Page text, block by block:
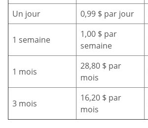
Un jour
0,99 $ par jour
1 semaine
1,00 $ par
semaine
1 mois
28,80 $ par
mois
3 mois
16,20 $ par
mois